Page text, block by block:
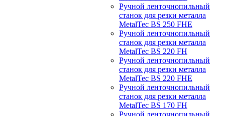
Ручной ленточнопильный
станок для резки металла
MetalTec BS 250 FHЕ
Ручной ленточнопильный
станок для резки металла
MetalTec BS 220 FH
Ручной ленточнопильный
станок для резки металла
MetalTec BS 220 FHЕ
Ручной ленточнопильный
станок для резки металла
MetalTec BS 170 FH
Ручной ленточнопильный